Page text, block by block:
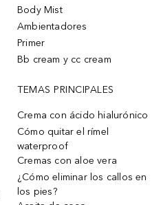
Body Mist
Ambientadores
Primer
Bb cream y cc cream
TEMAS PRINCIPALES
Crema con ácido hialurónico
Cómo quitar el rímel
waterproof
Cremas con aloe vera
¿Cómo eliminar los callos en
los pies?